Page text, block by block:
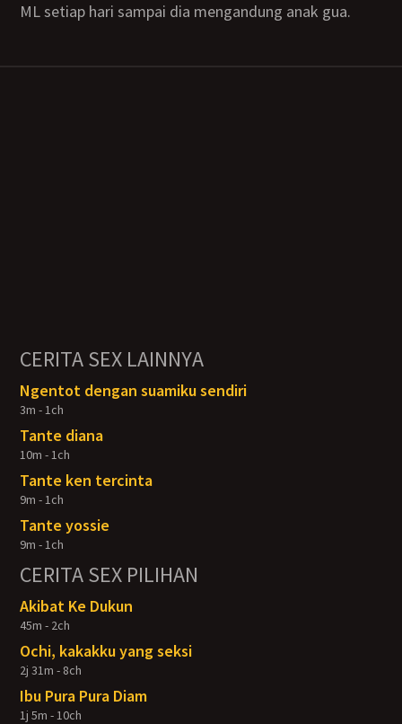
ML setiap hari sampai dia mengandung anak gua.
CERITA SEX LAINNYA
Ngentot dengan suamiku sendiri
3m - 1ch
Tante diana
10m - 1ch
Tante ken tercinta
9m - 1ch
Tante yossie
9m - 1ch
CERITA SEX PILIHAN
Akibat Ke Dukun
45m - 2ch
Ochi, kakakku yang seksi
2j 31m - 8ch
Ibu Pura Pura Diam
1j 5m - 10ch